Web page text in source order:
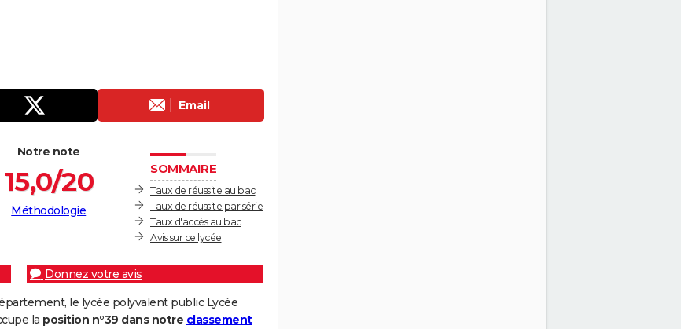
Email
SOMMAIRE
Taux de réussite au bac
Taux de réussite par série
Taux d'accès au bac
Avis sur ce lycée
Notre note
15,0/20
Méthodologie
Donnez votre avis
le lycée polyvalent public Lycée
la position n°39 dans notre classement